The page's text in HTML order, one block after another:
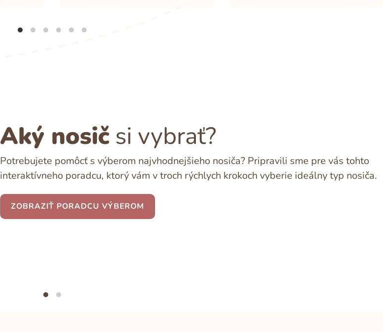
Aký nosič si vybrať?
Potrebujete pomôcť s výberom najvhodnejšieho nosiča? Pripravili sme pre vás tohto
interaktívneho poradcu, ktorý vám v troch rýchlych krokoch vyberie ideálny typ nosiča.
ZOBRAZIŤ PORADCU VÝBEROM